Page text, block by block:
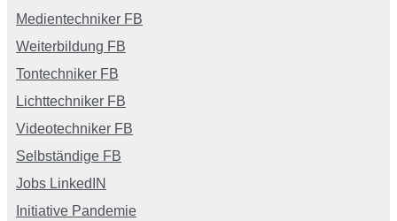
Medientechniker FB
Weiterbildung FB
Tontechniker FB
Lichttechniker FB
Videotechniker FB
Selbständige FB
Jobs LinkedIN
Initiative Pandemie